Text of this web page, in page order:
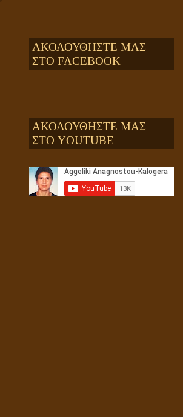
Αληθής και επίπλαστη πνευματικότητα
ΑΚΟΛΟΥΘΗΣΤΕ ΜΑΣ
ΣΤΟ FACEBOOK
ΑΚΟΛΟΥΘΗΣΤΕ ΜΑΣ
ΣΤΟ YOUTUBE